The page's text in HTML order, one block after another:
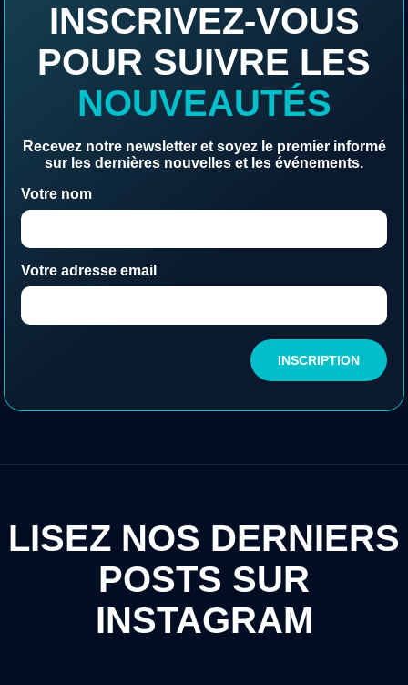
INSCRIVEZ-VOUS
POUR SUIVRE LES
NOUVEAUTÉS
Recevez notre newsletter et soyez le premier informé
sur les dernières nouvelles et les événements.
Votre nom
Votre adresse email
INSCRIPTION
LISEZ NOS DERNIERS
POSTS SUR
INSTAGRAM